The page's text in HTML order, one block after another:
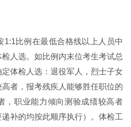
1:1比例在最低合格线以上人员中
人选。如比例内末位考生考试总
体检人选：退役军人，烈士子女
者，报考残疾人能够胜任职位的
，职业能力倾向测验成绩较高者
递补的均按此顺序执行）。体检工